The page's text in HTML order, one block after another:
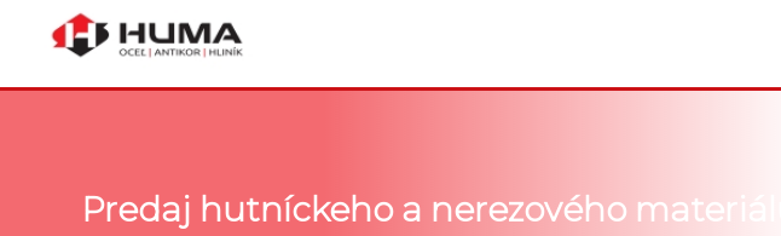
Predaj hutníckeho a nerezového materiálu